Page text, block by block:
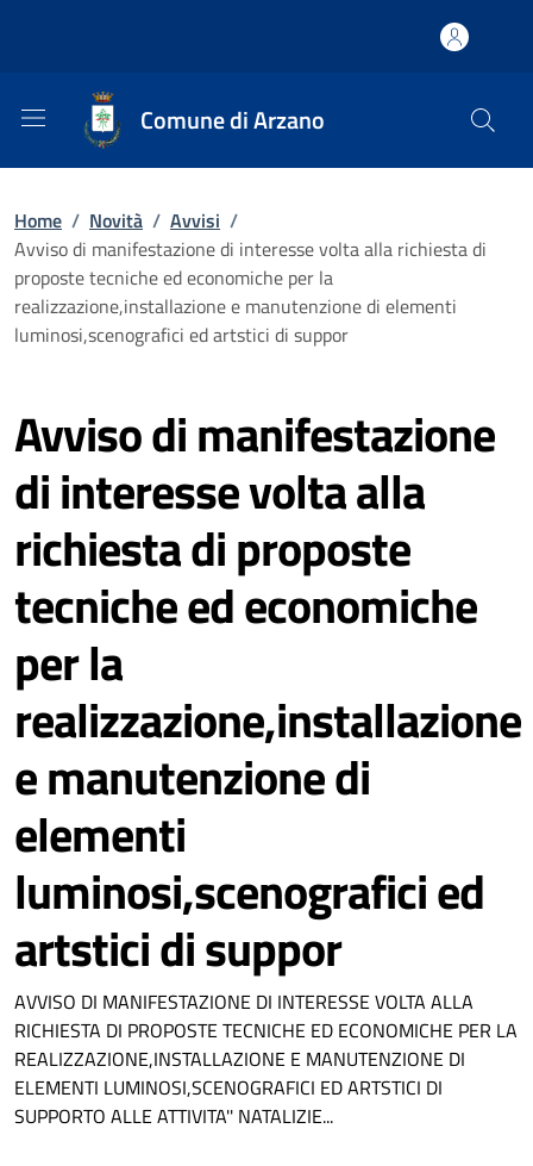
Comune di Arzano
Home / Novità / Avvisi /
Avviso di manifestazione di interesse volta alla richiesta di
proposte tecniche ed economiche per la
realizzazione,installazione e manutenzione di elementi
luminosi,scenografici ed artstici di suppor
Avviso di manifestazione
di interesse volta alla
richiesta di proposte
tecniche ed economiche
per la
realizzazione,installazione
e manutenzione di
elementi
luminosi,scenografici ed
artstici di suppor
AVVISO DI MANIFESTAZIONE DI INTERESSE VOLTA ALLA
RICHIESTA DI PROPOSTE TECNICHE ED ECONOMICHE PER LA
REALIZZAZIONE,INSTALLAZIONE E MANUTENZIONE DI
ELEMENTI LUMINOSI,SCENOGRAFICI ED ARTSTICI DI
SUPPORTO ALLE ATTIVITA'' NATALIZIE...